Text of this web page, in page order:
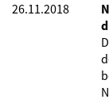
26.11.2018